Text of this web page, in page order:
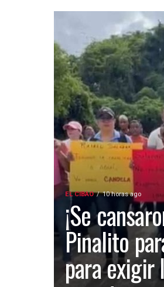
EL CIBAO 10 horas ago
¡Se
Pinalito
para exigir